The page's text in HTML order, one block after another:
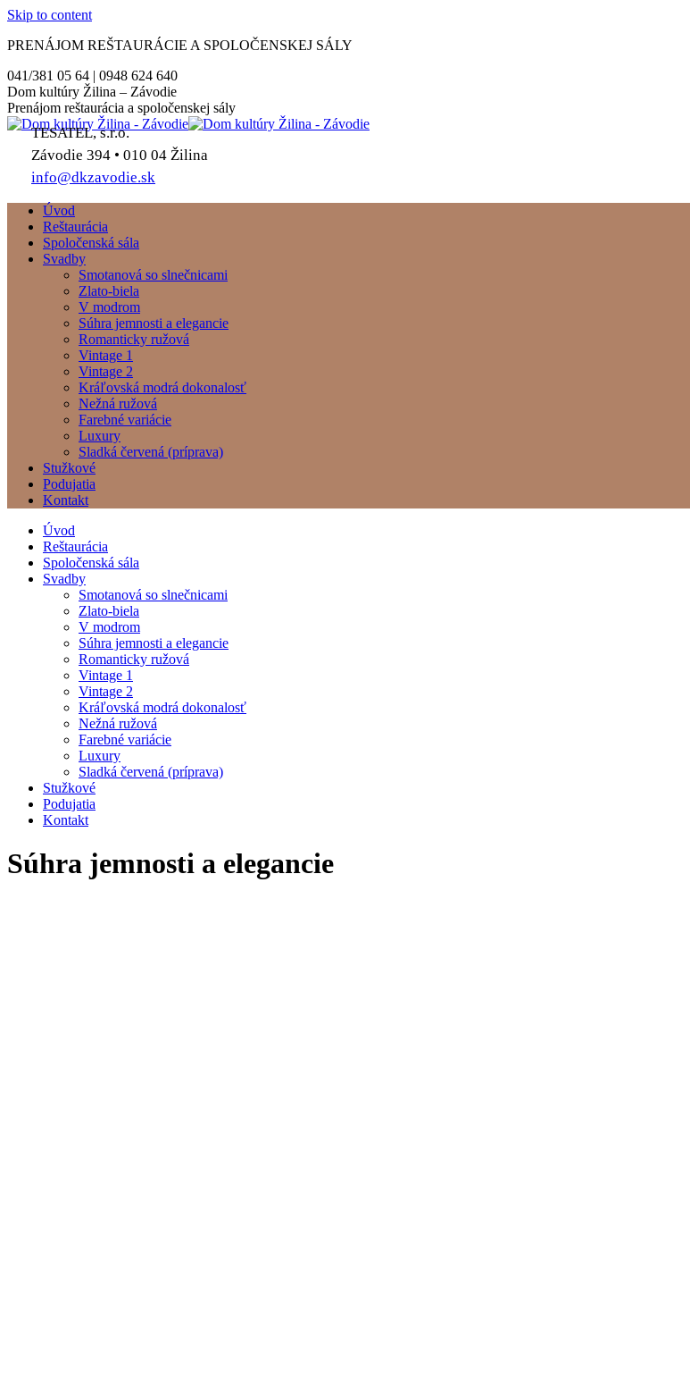
Skip to content
PRENÁJOM REŠTAURÁCIE A SPOLOČENSKEJ SÁLY
041/381 05 64 | 0948 624 640
Dom kultúry Žilina – Závodie
Prenájom reštaurácia a spoločenskej sály
TESATEL, s.r.o.
Závodie 394 • 010 04 Žilina
info@dkzavodie.sk
Úvod
Reštaurácia
Spoločenská sála
Svadby
Smotanová so slnečnicami
Zlato-biela
V modrom
Súhra jemnosti a elegancie
Romanticky ružová
Vintage 1
Vintage 2
Kráľovská modrá dokonalosť
Nežná ružová
Farebné variácie
Luxury
Sladká červená (príprava)
Stužkové
Podujatia
Kontakt
Úvod
Reštaurácia
Spoločenská sála
Svadby
Smotanová so slnečnicami
Zlato-biela
V modrom
Súhra jemnosti a elegancie
Romanticky ružová
Vintage 1
Vintage 2
Kráľovská modrá dokonalosť
Nežná ružová
Farebné variácie
Luxury
Sladká červená (príprava)
Stužkové
Podujatia
Kontakt
Súhra jemnosti a elegancie